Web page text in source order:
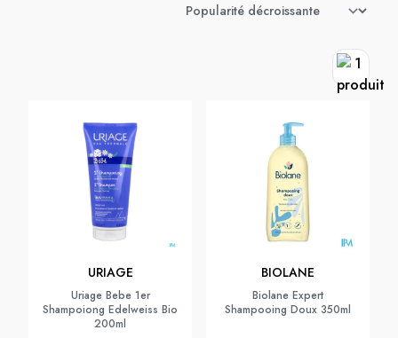
URIAGE
Uriage Bebe 1er
Shampoiong Edelweiss Bio
200ml
BIOLANE
Biolane Expert
Shampooing Doux 350ml